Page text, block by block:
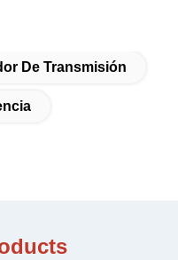
De Transmisión